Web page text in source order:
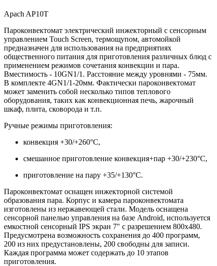
Apach AP10T
Пароконвектомат электрический инжекторный с сенсорным
управлением Touch Screen, термощупом, автомойкой
предназначен для использования на предприятиях
общественного питания для приготовления различных блюд с
применением режимов сочетания конвекции и пара.
Вместимость - 10GN1/1. Расстояние между уровнями - 75мм.
В комплекте 4GN1/1-20мм. Фактически пароконвектомат
может заменить собой несколько типов теплового
оборудования, таких как конвекционная печь, жарочный
шкаф, плита, сковорода и т.п.
Ручные режимы приготовления:
конвекция +30/+260°С,
смешанное приготовление конвекция+пар +30/+230°С,
приготовление на пару +35/+130°С.
Пароконвектомат оснащен инжекторной системой
образования пара. Корпус и камера пароконвектомата
изготовлены из нержавеющей стали. Модель оснащена
сенсорной панелью управления на базе Android, используется
емкостной сенсорный IPS экран 7" с разрешением 800х480.
Предусмотрена возможность сохранения до 400 программ,
200 из них предустановлены, 200 свободны для записи.
Каждая программа может содержать до 10 этапов
приготовления.